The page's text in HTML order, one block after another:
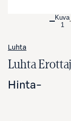
Kuva
1
Luhta
Luhta
Hinta-